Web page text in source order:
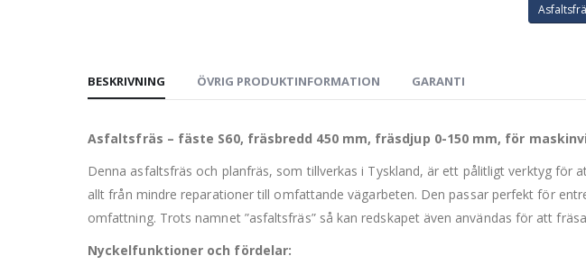
BESKRIVNING ÖVRIG PRODUKTINFORMATION GARANTI
Asfaltsfräs – fäste S60, fräsbredd 450 mm, fräsdjup 0-150 mm, för
Denna asfaltsfräs och planfräs, som tillverkas i Tyskland, är ett pålitligt verktyg
allt från mindre reparationer till omfattande vägarbeten. Den passar perfekt för
omfattning. Trots namnet ”asfaltsfräs” så kan redskapet även användas för att
Nyckelfunktioner och fördelar: